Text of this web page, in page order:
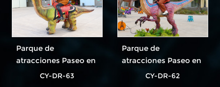
Parque de
atracciones Paseo en
dinosaurio El paseo
CY-DR-63
Parque de
atracciones Paseo en
dinosaurio El paseo
CY-DR-62